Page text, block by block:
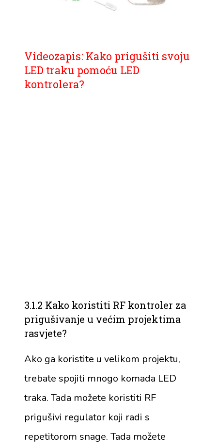
Videozapis: Kako prigušiti svoju
LED traku pomoću LED
kontrolera?
3.1.2 Kako koristiti RF kontroler za
prigušivanje u većim projektima
rasvjete?
Ako ga koristite u velikom projektu,
trebate spojiti mnogo komada LED
traka. Tada možete koristiti RF
prigušivi regulator koji radi s
repetitorom snage. Tada možete